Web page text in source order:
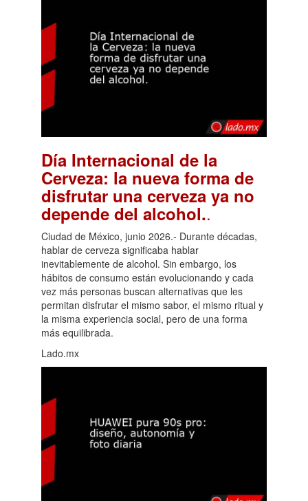
Día Internacional de la
Cerveza: la nueva forma de
disfrutar una cerveza ya no
depende del alcohol..
Ciudad de México, junio 2026.- Durante décadas,
hablar de cerveza significaba hablar
inevitablemente de alcohol. Sin embargo, los
hábitos de consumo están evolucionando y cada
vez más personas buscan alternativas que les
permitan disfrutar el mismo sabor, el mismo ritual y
la misma experiencia social, pero de una forma
más equilibrada.
Lado.mx